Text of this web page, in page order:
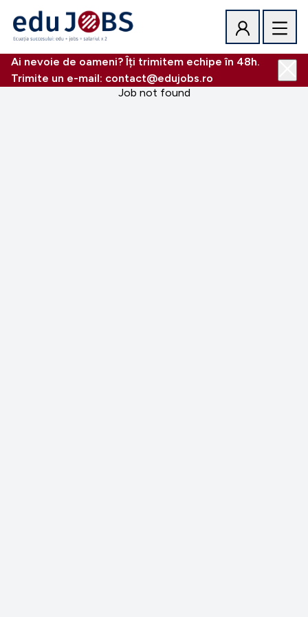
Ai nevoie de oameni? Îți trimitem echipe în 48h.
Trimite un e-mail: contact@edujobs.ro
Job not found